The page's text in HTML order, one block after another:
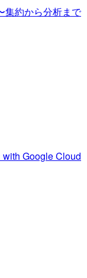
集約から分析まで
with Google Cloud